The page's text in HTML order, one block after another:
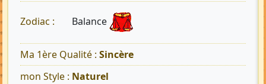
Zodiac : Balance
Ma 1ère Qualité : Sincère
mon Style : Naturel